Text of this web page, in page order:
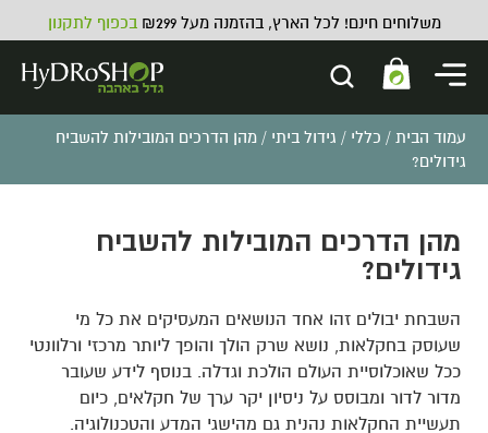
משלוחים חינם! לכל הארץ, בהזמנה מעל ₪299 בכפוף לתקנון
עמוד הבית / כללי / גידול ביתי / מהן הדרכים המובילות להשביח
גידולים?
מהן הדרכים המובילות להשביח
גידולים?
השבחת יבולים זהו אחד הנושאים המעסיקים את כל מי
שעוסק בחקלאות, נושא שרק הולך והופך ליותר מרכזי ורלוונטי
ככל שאוכלוסיית העולם הולכת וגדלה. בנוסף לידע שעובר
מדור לדור ומבוסס על ניסיון יקר ערך של חקלאים, כיום
תעשיית החקלאות נהנית גם מהישגי המדע והטכנולוגיה.
ניפל מעבר מ- 1 צול פנים ל- 3/4
₪6.00
+
ADD